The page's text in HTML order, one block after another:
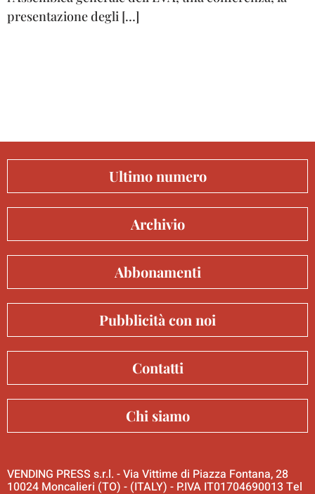
presentazione degli […]
Ultimo numero
Archivio
Abbonamenti
Pubblicità con noi
Contatti
Chi siamo
VENDING PRESS s.r.l. - Via Vittime di Piazza Fontana, 28
10024 Moncalieri (TO) - (ITALY) - P.IVA IT01704690013 Tel